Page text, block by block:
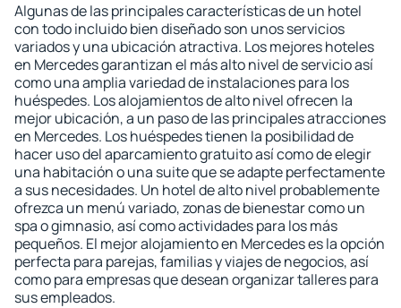
Algunas de las principales características de un hotel
con todo incluido bien diseñado son unos servicios
variados y una ubicación atractiva. Los mejores hoteles
en Mercedes garantizan el más alto nivel de servicio así
como una amplia variedad de instalaciones para los
huéspedes. Los alojamientos de alto nivel ofrecen la
mejor ubicación, a un paso de las principales atracciones
en Mercedes. Los huéspedes tienen la posibilidad de
hacer uso del aparcamiento gratuito así como de elegir
una habitación o una suite que se adapte perfectamente
a sus necesidades. Un hotel de alto nivel probablemente
ofrezca un menú variado, zonas de bienestar como un
spa o gimnasio, así como actividades para los más
pequeños. El mejor alojamiento en Mercedes es la opción
perfecta para parejas, familias y viajes de negocios, así
como para empresas que desean organizar talleres para
sus empleados.